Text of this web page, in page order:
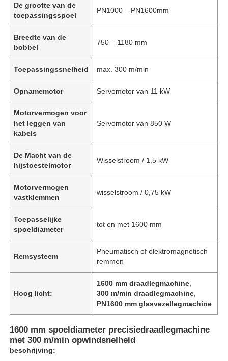
De grootte van de
toepassingsspoel
PN1000 – PN1600mm
Breedte van de
bobbel
750 – 1180 mm
Toepassingssnelheid max. 300 m/min
Opnamemotor Servomotor van 11 kW
Motorvermogen voor
het leggen van
kabels
Servomotor van 850 W
De Macht van de
hijstoestelmotor
Wisselstroom / 1,5 kW
Motorvermogen
vastklemmen
wisselstroom / 0,75 kW
Toepasselijke
spoeldiameter
tot en met 1600 mm
Remsysteem
Pneumatisch of elektromagnetisch
remmen
Hoog licht:
1600 mm draadlegmachine
300 m/min draadlegmachine
PN1600 mm glasvezellegmachine
1600 mm spoeldiameter precisiedraadlegmachine
met 300 m/min opwindsnelheid
beschrijving: